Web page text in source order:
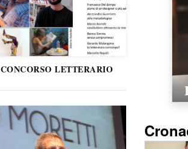
CONCORSO LETTERARIO